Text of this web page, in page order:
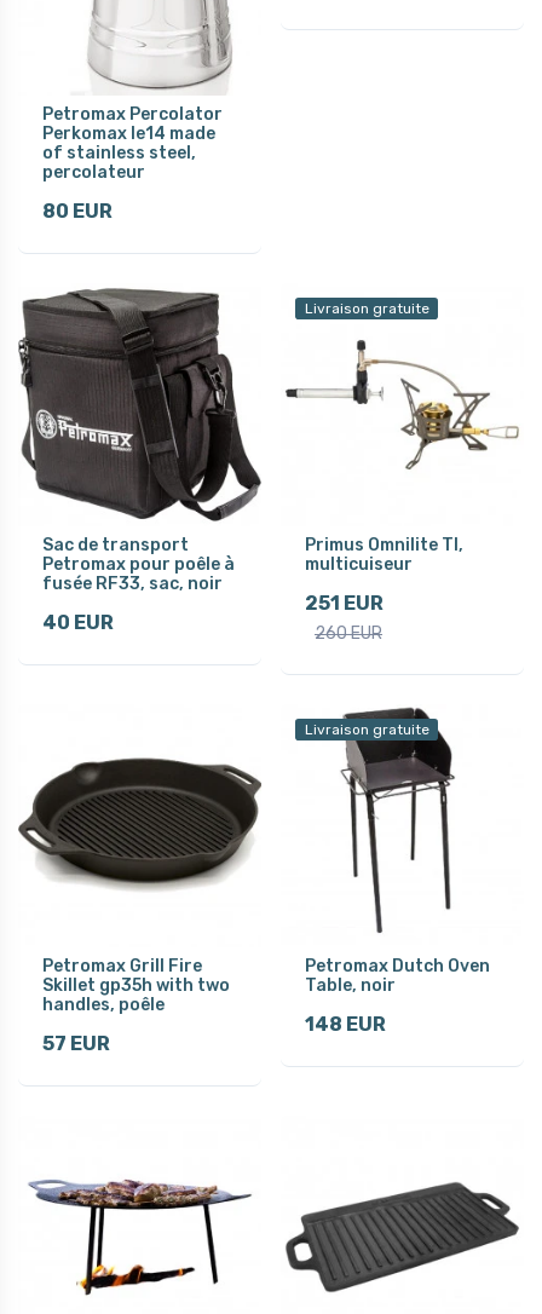
Petromax Percolator
Perkomax le14 made
of stainless steel,
percolateur
80 EUR
Sac de transport
Petromax pour poêle à
fusée RF33, sac, noir
40 EUR
Livraison gratuite
Primus Omnilite TI,
multicuiseur
251 EUR
260 EUR
Petromax Grill Fire
Skillet gp35h with two
handles, poêle
57 EUR
Livraison gratuite
Petromax Dutch Oven
Table, noir
148 EUR